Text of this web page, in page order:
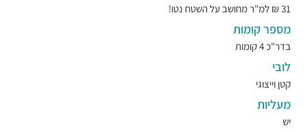
31 ₪ למ"ר מחושב על השטח נטו!
מספר קומות
בדר"כ 4 קומות
לובי
קטן וייצוגי
מעליות
יש